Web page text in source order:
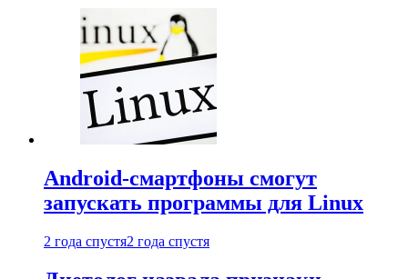
Android-смартфоны смогут
запускать программы для Linux
2 года спустя2 года спустя